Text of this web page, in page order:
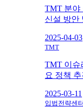
TMT 분야
신설 방안
2025-04-03
TMT
TMT 이슈
요 정책
2025-03-11
입법전략센터